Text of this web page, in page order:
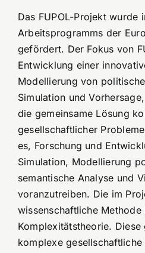
Das FUPOL-Projekt wurde
Arbeitsprogramms der
gefördert. Der Fokus von
Entwicklung einer
Modellierung von
Simulation und
die gemeinsame Lösung
gesellschaftlicher
es, Forschung und
Simulation, Modellierung
semantische Analyse und
voranzutreiben. Die im
wissenschaftliche
Komplexitätstheorie.
komplexe gesellschaftliche